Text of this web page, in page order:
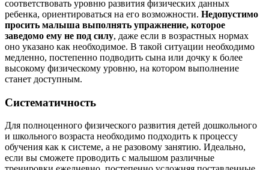
соответствовать уровню развития физических данных
ребенка, ориентироваться на его возможности. Недопустимо
просить малыша выполнять упражнение, которое
заведомо ему не под силу, даже если в возрастных нормах
оно указано как необходимое. В такой ситуации необходимо
медленно, постепенно подводить сына или дочку к более
высокому физическому уровню, на котором выполнение
станет доступным.
Систематичность
Для полноценного физического развития детей дошкольного
и школьного возраста необходимо подходить к процессу
обучения как к системе, а не разовому занятию. Идеально,
если вы сможете проводить с малышом различные